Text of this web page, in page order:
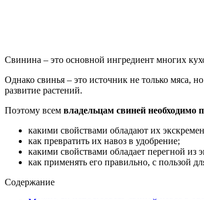
Свинина – это основной ингредиент многих
Однако свинья – это источник не только мяса,
развитие растений.
Поэтому всем владельцам свиней необходимо
какими свойствами обладают их
как превратить их навоз в удобрение;
какими свойствами обладает перегной из
как применять его правильно, с пользой
Содержание